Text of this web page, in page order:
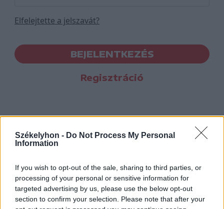
Székelyhon - Do Not Process My Personal
Information
If you wish to opt-out of the sale, sharing to third parties, or
processing of your personal or sensitive information for
targeted advertising by us, please use the below opt-out
section to confirm your selection. Please note that after your
Elfelejtette a jelszavát?
BEJELENTKEZÉS
Regisztráció